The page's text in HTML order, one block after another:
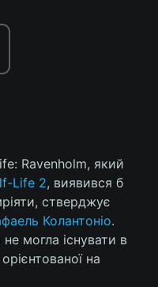
Ravenholm, який
Life 2, виявився б
стверджує
Колантоніо.
могла існувати в
на